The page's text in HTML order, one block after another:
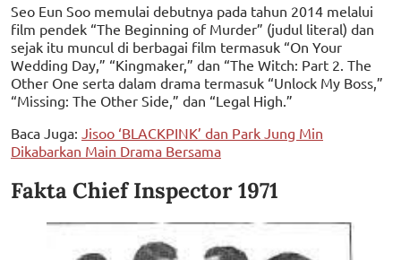
Seo Eun Soo memulai debutnya pada tahun 2014 melalui
film pendek “The Beginning of Murder” (judul literal) dan
sejak itu muncul di berbagai film termasuk “On Your
Wedding Day,” “Kingmaker,” dan “The Witch: Part 2. The
Other One serta dalam drama termasuk “Unlock My Boss,”
“Missing: The Other Side,” dan “Legal High.”
Baca Juga: Jisoo ‘BLACKPINK’ dan Park Jung Min
Dikabarkan Main Drama Bersama
Fakta Chief Inspector 1971